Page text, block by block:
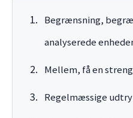
Begrænsning,
analyserede
Mellem, få en
Regelmæssige